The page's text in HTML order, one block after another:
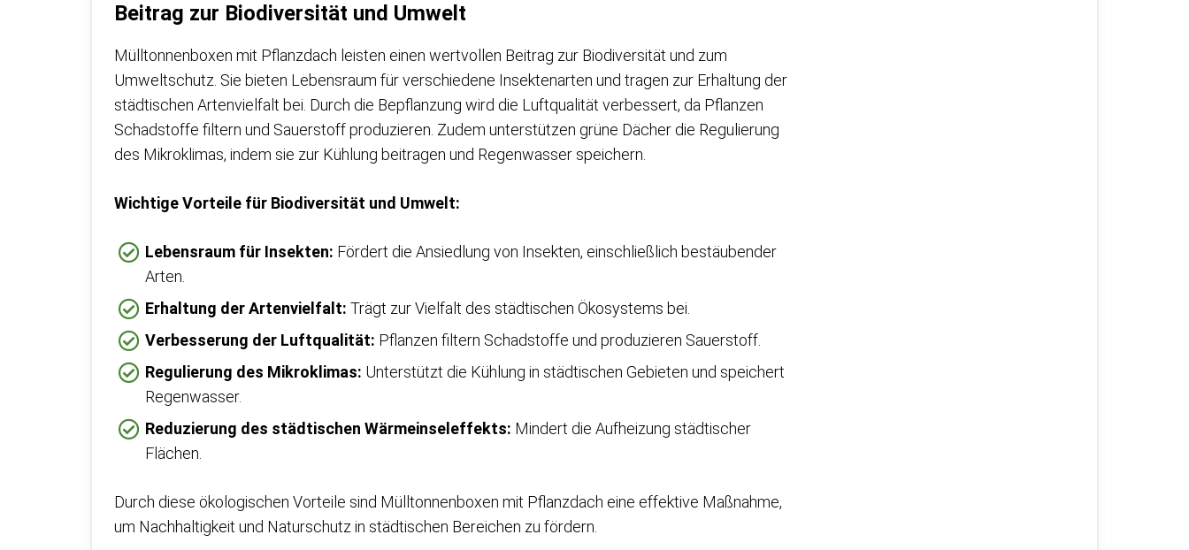
Beitrag zur Biodiversität und Umwelt
Mülltonnenboxen mit Pflanzdach leisten einen wertvollen Beitrag zur Biodiversität und zum
Umweltschutz. Sie bieten Lebensraum für verschiedene Insektenarten und tragen zur Erhaltung der
städtischen Artenvielfalt bei. Durch die Bepflanzung wird die Luftqualität verbessert, da Pflanzen
Schadstoffe filtern und Sauerstoff produzieren. Zudem unterstützen grüne Dächer die Regulierung
des Mikroklimas, indem sie zur Kühlung beitragen und Regenwasser speichern.
Wichtige Vorteile für Biodiversität und Umwelt:
Lebensraum für Insekten: Fördert die Ansiedlung von Insekten, einschließlich bestäubender
Arten.
Erhaltung der Artenvielfalt: Trägt zur Vielfalt des städtischen Ökosystems bei.
Verbesserung der Luftqualität: Pflanzen filtern Schadstoffe und produzieren Sauerstoff.
Regulierung des Mikroklimas: Unterstützt die Kühlung in städtischen Gebieten und speichert
Regenwasser.
Reduzierung des städtischen Wärmeinseleffekts: Mindert die Aufheizung städtischer
Flächen.
Durch diese ökologischen Vorteile sind Mülltonnenboxen mit Pflanzdach eine effektive Maßnahme,
um Nachhaltigkeit und Naturschutz in städtischen Bereichen zu fördern.